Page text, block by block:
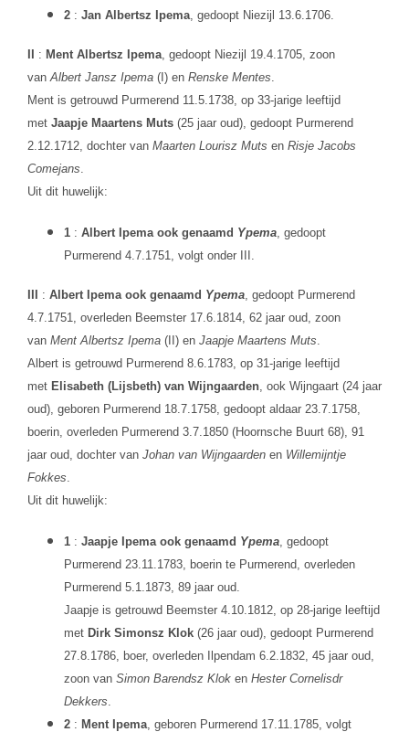
2 : Jan Albertsz Ipema, gedoopt Niezijl 13.6.1706.
: Ment Albertsz Ipema, gedoopt Niezijl 19.4.1705, zoon
van Albert Jansz Ipema(I) en Renske Mentes
Ment is getrouwd Purmerend 11.5.1738, op 33-jarige leeftijd
met Jaapje Maartens Muts(25 jaar oud), gedoopt Purmerend
2.12.1712, dochter van Maarten Lourisz Muts en Risje Jacobs
Comejans
Uit dit huwelijk:
1 : Albert Ipema ook genaamd Ypema, gedoopt
Purmerend 4.7.1751, volgt onder III.
: Albert Ipema ook genaamd Ypema, gedoopt Purmerend
4.7.1751, overleden Beemster 17.6.1814, 62 jaar oud, zoon
van Ment Albertsz Ipema(II) en Jaapje Maartens Muts
Albert is getrouwd Purmerend 8.6.1783, op 31-jarige leeftijd
met Elisabeth (Lijsbeth) van Wijngaarden, ook Wijngaart (24 jaar
oud), geboren Purmerend 18.7.1758, gedoopt aldaar 23.7.1758,
boerin, overleden Purmerend 3.7.1850 (Hoornsche Buurt 68), 91
jaar oud, dochter van Johan van Wijngaardenen Willemijntje
Fokkes
Uit dit huwelijk:
1 : Jaapje Ipema ook genaamd Ypema, gedoopt
Purmerend 23.11.1783, boerin te Purmerend, overleden
Purmerend 5.1.1873, 89 jaar oud.
Jaapje is getrouwd Beemster 4.10.1812, op 28-jarige leeftijd
met Dirk Simonsz Klok(26 jaar oud), gedoopt Purmerend
27.8.1786, boer, overleden Ilpendam 6.2.1832, 45 jaar oud,
zoon van Simon Barendsz Kloken Hester Cornelisdr
Dekkers
2 : Ment Ipema, geboren Purmerend 17.11.1785, volgt